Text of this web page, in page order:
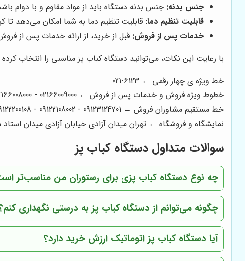
جنس بدنه: جنس بدنه دستگاه باید از مواد مقاوم و با دوام
قابلیت تنظیم دما: قابلیت تنظیم دما به شما امکان می‌دهد تا
خدمات پس از فروش: قبل از خرید، از ارائه خدمات پس از
با رعایت این نکات، می‌توانید دستگاه کباب پز مناسبی را انتخاب
خط ویژه ی چهار رقمی ← 6123-021
خطوط ویژه فروش و خدمات پس از فروش ← 02166009000 - 02166008000 - 02166006600 - 02166003300 - 02166003000
خط مستقیم مشاوران فروش ← 09123124701 - 09122108002 - 09122200108
نمایشگاه و فروشگاه ← تهران میدان آزادی خیابان آزادی میدان استاد معین خیابان ۲۱ متری جی بین طوس و
سوالات متداول دستگاه کباب پز
چه نوع دستگاه کباب پزی برای رستوران من مناسب‌تر
چگونه می‌توانم از دستگاه کباب پز به درستی نگهداری
آیا دستگاه کباب پز اتوماتیک ارزش خرید دارد؟